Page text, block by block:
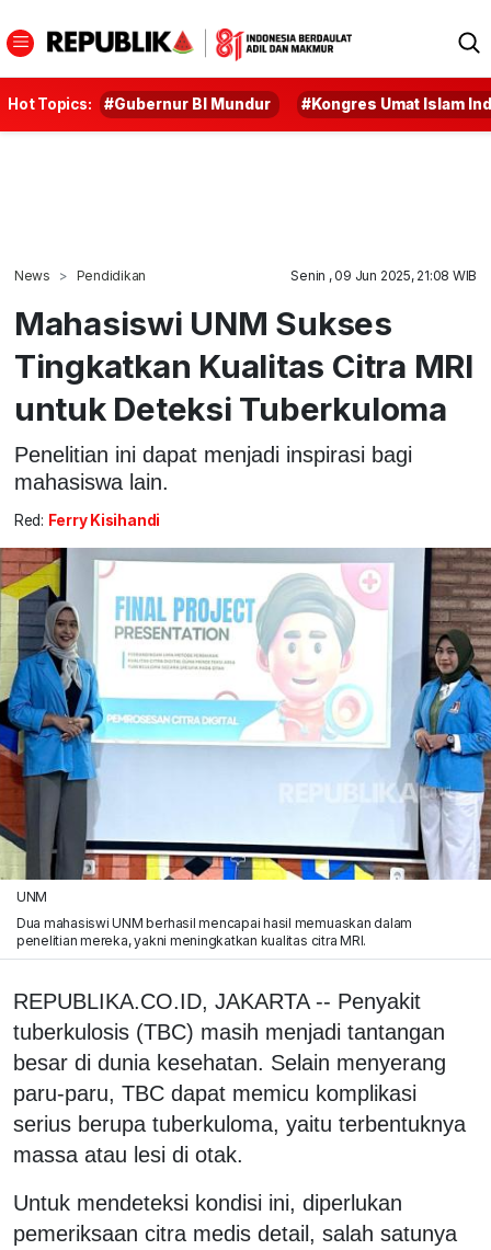
Hot Topics: #Gubernur BI Mundur #Kongres Umat Islam
News Pendidikan Senin , 09 Jun 2025, 21:08 WIB
Mahasiswi UNM Sukses
Tingkatkan Kualitas Citra MRI
untuk Deteksi Tuberkuloma
Penelitian ini dapat menjadi inspirasi bagi
mahasiswa lain.
Red: Ferry Kisihandi
UNM
Dua mahasiswi UNM berhasil mencapai hasil memuaskan dalam
penelitian mereka, yakni meningkatkan kualitas citra MRI.
REPUBLIKA.CO.ID, JAKARTA -- Penyakit
tuberkulosis (TBC) masih menjadi tantangan
besar di dunia kesehatan. Selain menyerang
paru-paru, TBC dapat memicu komplikasi
serius berupa tuberkuloma, yaitu terbentuknya
massa atau lesi di otak.
Untuk mendeteksi kondisi ini, diperlukan
pemeriksaan citra medis detail, salah satunya